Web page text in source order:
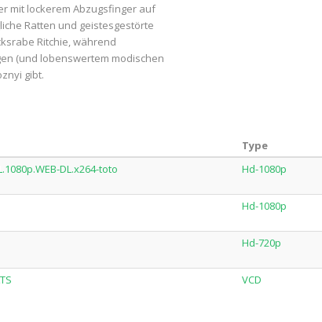
mit lockerem Abzugsfinger auf
Ratten und geistesgestörte
Ritchie, während
(und lobenswertem modischen
gibt.
Type
DL.x264-toto
Hd-1080p
Hd-1080p
Hd-720p
VCD